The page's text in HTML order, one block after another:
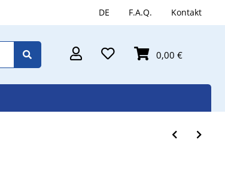
DE F.A.Q. Kontakt
0,00 €